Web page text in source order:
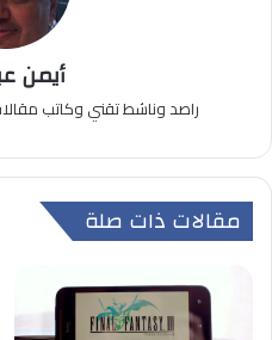
أيمن
راصد وناشط تقني وكاتب
مقالات ذات صلة